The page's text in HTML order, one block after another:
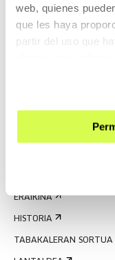
web, quienes
que les haya
partir del uso que
IRISGARRITASUNA
ARAUAK
BIDALI ZURE
ERAIKINA
HISTORIA
TABAKALERAN SORTUA